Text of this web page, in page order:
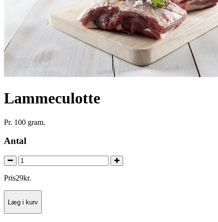
Lammeculotte
Pr. 100 gram.
Antal
Pris29kr.
Læg i kurv